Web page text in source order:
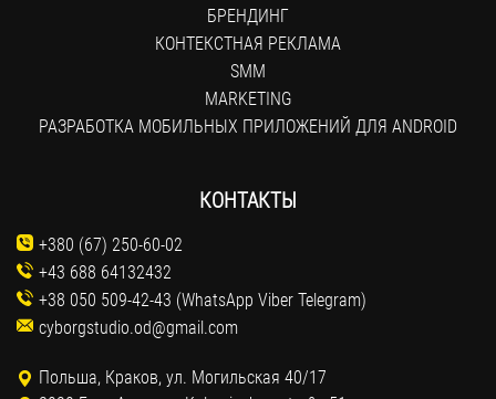
БРЕНДИНГ
КОНТЕКСТНАЯ РЕКЛАМА
SMM
MARKETING
РАЗРАБОТКА МОБИЛЬНЫХ ПРИЛОЖЕНИЙ ДЛЯ ANDROID
КОНТАКТЫ
+380 (67) 250-60-02
+43 688 64132432
+38 050 509-42-43 (WhatsApp Viber Telegram)
cyborgstudio.od@gmail.com
Польша, Краков, ул. Могильская 40/17